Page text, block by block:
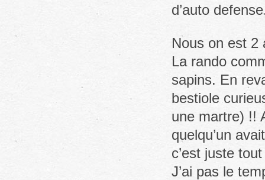
d’auto
Nous on est
La rando
sapins. En
bestiole
une martre) !!
quelqu’un
c’est juste
J’ai pas le